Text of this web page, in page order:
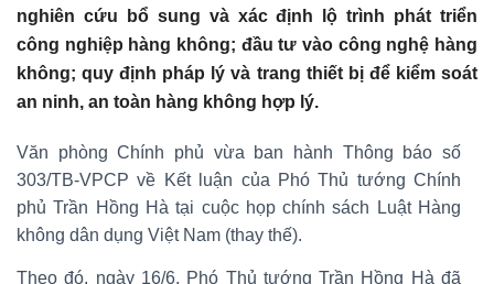
nghiên cứu bổ sung và xác định lộ trình phát triển
công nghiệp hàng không; đầu tư vào công nghệ hàng
không; quy định pháp lý và trang thiết bị để kiểm soát
an ninh, an toàn hàng không hợp lý.
Văn phòng Chính phủ vừa ban hành Thông báo số
303/TB-VPCP về Kết luận của Phó Thủ tướng Chính
phủ Trần Hồng Hà tại cuộc họp chính sách Luật Hàng
không dân dụng Việt Nam (thay thế).
Theo đó, ngày 16/6, Phó Thủ tướng Trần Hồng Hà đã